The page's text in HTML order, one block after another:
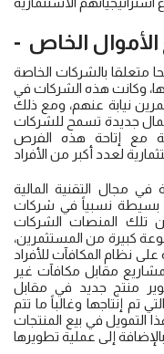
الأموال الخاص
متعلقا بالشركات الخاصة
وكانت هذه الشركات في
نيابة عنهم، ومع ذلك
جديدة تسمح للشركات
مع إتاحة هذه الفرص
في مجال التقنية المالية
بسيطة نسبياً في شركات
تلك المنصات الشركات
كبيرة من المستثمرين،
نظام المكافآت للأفراد
مقابل مكافآت غير
منتج جديد في مقابل
تم إنتاجها وغالباً ما تتم
التمويل في بيع المنتجات